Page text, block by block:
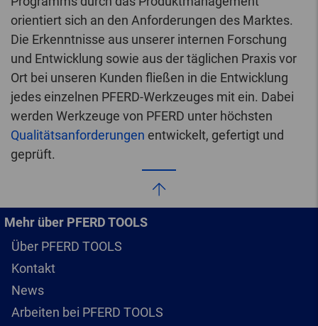
orientiert sich an den Anforderungen des Marktes.
Die Erkenntnisse aus unserer internen Forschung
und Entwicklung sowie aus der täglichen Praxis vor
Ort bei unseren Kunden fließen in die Entwicklung
jedes einzelnen PFERD-Werkzeuges mit ein. Dabei
werden Werkzeuge von PFERD unter höchsten
Qualitätsanforderungen entwickelt, gefertigt und
geprüft.
Mehr über PFERD TOOLS
Über PFERD TOOLS
Kontakt
News
Arbeiten bei PFERD TOOLS